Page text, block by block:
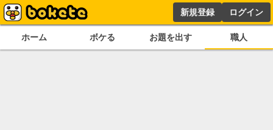
新規登録 ログイン
ホーム ボケる お題を出す 職人